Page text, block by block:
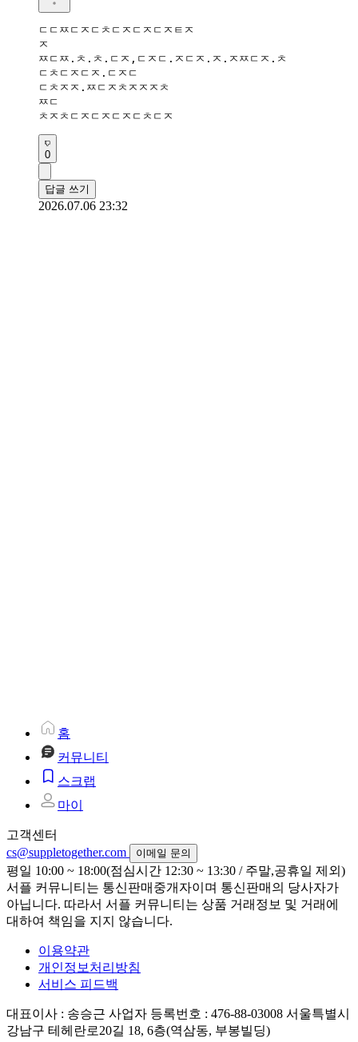
ㄷㄷㅉㄷㅈㄷㅊㄷㅈㄷㅈㄷㅈㅌㅈ
ㅈ
ㅉㄷㅉ.ㅊ.ㅊ.ㄷㅈ,ㄷㅈㄷ.ㅈㄷㅈ.ㅈ.ㅈㅉㄷㅈ.ㅊ
ㄷㅊㄷㅈㄷㅈ.ㄷㅈㄷ
ㄷㅊㅈㅈ.ㅉㄷㅈㅊㅈㅈㅈㅊ
ㅉㄷ
ㅊㅈㅊㄷㅈㄷㅈㄷㅈㄷㅊㄷㅈ
0
답글 쓰기
2026.07.06 23:32
홈
커뮤니티
스크랩
마이
고객센터
cs@suppletogether.com
이메일 문의
평일 10:00 ~ 18:00(점심시간 12:30 ~ 13:30 / 주말,공휴일 제외)
서플 커뮤니티는 통신판매중개자이며 통신판매의 당사자가
아닙니다. 따라서 서플 커뮤니티는 상품 거래정보 및 거래에
대하여 책임을 지지 않습니다.
이용약관
개인정보처리방침
서비스 피드백
대표이사 : 송승근 사업자 등록번호 : 476-88-03008 서울특별시
강남구 테헤란로20길 18, 6층(역삼동, 부봉빌딩)